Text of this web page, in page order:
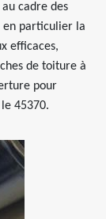
cadre des
en particulier la
efficaces,
de toiture à
pour
45370.